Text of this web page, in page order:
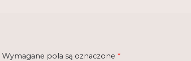
Wymagane pola są oznaczone *